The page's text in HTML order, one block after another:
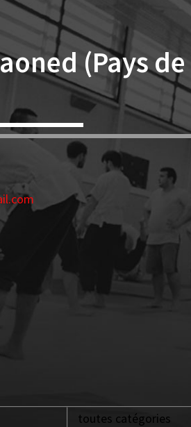
(Pays de
toutes catégories